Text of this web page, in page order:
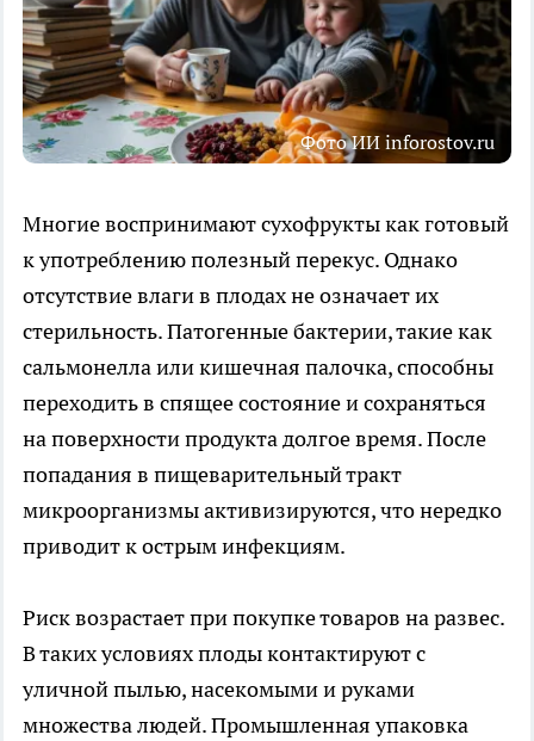
Фото ИИ inforostov.ru
Многие воспринимают сухофрукты как готовый
к употреблению полезный перекус. Однако
отсутствие влаги в плодах не означает их
стерильность. Патогенные бактерии, такие как
сальмонелла или кишечная палочка, способны
переходить в спящее состояние и сохраняться
на поверхности продукта долгое время. После
попадания в пищеварительный тракт
микроорганизмы активизируются, что нередко
приводит к острым инфекциям.
Риск возрастает при покупке товаров на развес.
В таких условиях плоды контактируют с
уличной пылью, насекомыми и руками
множества людей. Промышленная упаковка